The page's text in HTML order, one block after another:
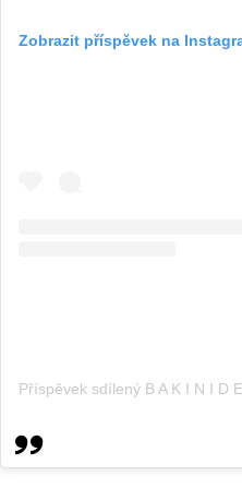
Zobrazit příspěvek na
Příspěvek sdílený B A K I N I D